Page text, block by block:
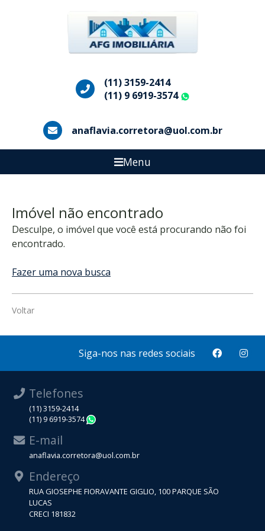
(11) 3159-2414
(11) 9 6919-3574
anaflavia.corretora@uol.com.br
Menu
Imóvel não encontrado
Desculpe, o imóvel que você está procurando não foi
encontrado.
Fazer uma nova busca
Voltar
Siga-nos nas redes sociais
Telefones
(11) 3159-2414
(11) 9 6919-3574
E-mail
anaflavia.corretora@uol.com.br
Endereço
RUA GIOSEPHE FIORAVANTE GIGLIO, 100 PARQUE SÃO
LUCAS
CRECI 181832